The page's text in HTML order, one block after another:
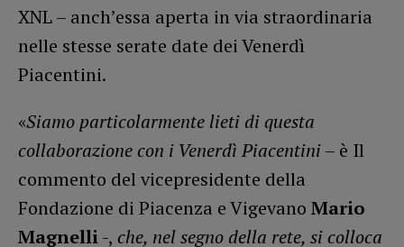
XNL – anch’essa aperta in via straordinaria
nelle stesse serate date dei Venerdì
Piacentini.
«Siamo particolarmente lieti di questa
collaborazione con i Venerdì Piacentini– è Il
commento del vicepresidente della
Fondazione di Piacenza e Vigevano Mario
Magnelli-, che, nel segno della rete, si colloca